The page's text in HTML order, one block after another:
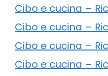
Cibo e cucina –
Cibo e cucina –
Cibo e cucina –
Cibo e cucina –